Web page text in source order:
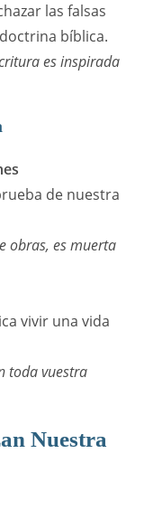
las falsas
bíblica.
es inspirada
de nuestra
obras, es muerta
vivir una vida
toda vuestra
Nuestra